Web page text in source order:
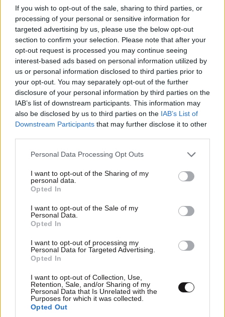
If you wish to opt-out of the sale, sharing to third parties, or
processing of your personal or sensitive information for
targeted advertising by us, please use the below opt-out
section to confirm your selection. Please note that after your
opt-out request is processed you may continue seeing
interest-based ads based on personal information utilized by
us or personal information disclosed to third parties prior to
your opt-out. You may separately opt-out of the further
disclosure of your personal information by third parties on the
IAB’s list of downstream participants. This information may
also be disclosed by us to third parties on the IAB’s List of
Downstream Participants that may further disclose it to other
Please note that this website/app uses one or more Google
not limited to your visit or usage behaviour. You may click to
grant or deny consent to Google and its third-party tags to
use your data for below specified purposes in below Google
consent section.
Personal Data Processing Opt Outs
I want to opt-out of the Sharing of my
personal data.
Opted In
I want to opt-out of the Sale of my
Personal Data.
Opted In
I want to opt-out of processing my
Personal Data for Targeted Advertising.
Opted In
I want to opt-out of Collection, Use,
Retention, Sale, and/or Sharing of my
Personal Data that Is Unrelated with the
Purposes for which it was collected.
Opted Out
TRENDING
Σαν σήμερα 10 Αυγούστου: Η Ελλάδα αγγίζει
για λίγο το όνειρο «των δύο ηπείρων και των
πέντε θαλασσών»